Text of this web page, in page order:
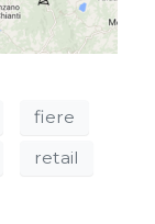
fiere
retail